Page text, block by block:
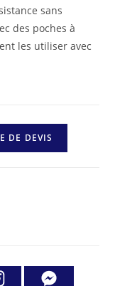
sans
des poches à
les utiliser avec
DE DEVIS